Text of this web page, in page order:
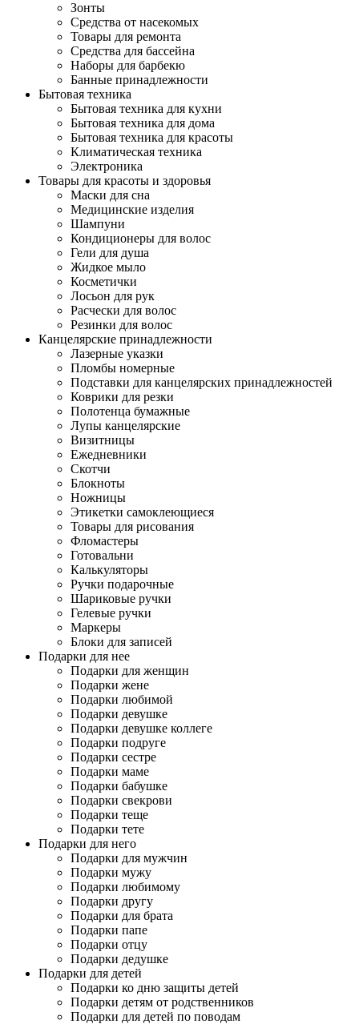
Зонты
Средства от насекомых
Товары для ремонта
Средства для бассейна
Наборы для барбекю
Банные принадлежности
Бытовая техника
Бытовая техника для кухни
Бытовая техника для дома
Бытовая техника для красоты
Климатическая техника
Электроника
Товары для красоты и здоровья
Маски для сна
Медицинские изделия
Шампуни
Кондиционеры для волос
Гели для душа
Жидкое мыло
Косметички
Лосьон для рук
Расчески для волос
Резинки для волос
Канцелярские принадлежности
Лазерные указки
Пломбы номерные
Подставки для канцелярских принадлежностей
Коврики для резки
Полотенца бумажные
Лупы канцелярские
Визитницы
Ежедневники
Скотчи
Блокноты
Ножницы
Этикетки самоклеющиеся
Товары для рисования
Фломастеры
Готовальни
Калькуляторы
Ручки подарочные
Шариковые ручки
Гелевые ручки
Маркеры
Блоки для записей
Подарки для нее
Подарки для женщин
Подарки жене
Подарки любимой
Подарки девушке
Подарки девушке коллеге
Подарки подруге
Подарки сестре
Подарки маме
Подарки бабушке
Подарки свекрови
Подарки теще
Подарки тете
Подарки для него
Подарки для мужчин
Подарки мужу
Подарки любимому
Подарки другу
Подарки для брата
Подарки папе
Подарки отцу
Подарки дедушке
Подарки для детей
Подарки ко дню защиты детей
Подарки детям от родственников
Подарки для детей по поводам